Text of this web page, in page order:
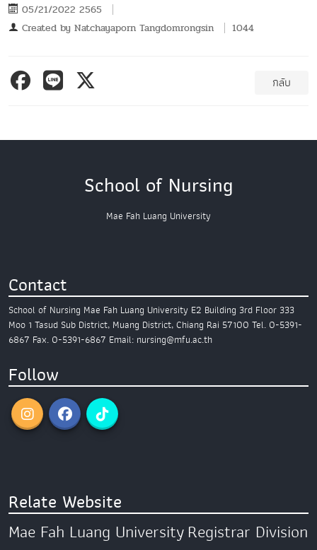
05/21/2022 2565
Created by Natchayaporn Tangdomrongsin 1044
กลับ
School of Nursing
Mae Fah Luang University
Contact
School of Nursing Mae Fah Luang University E2 Building 3rd Floor 333
Moo 1 Tasud Sub District, Muang District, Chiang Rai 57100 Tel. 0-5391-
6867 Fax. 0-5391-6867 Email: nursing@mfu.ac.th
Follow
Relate Website
Mae Fah Luang UniversityRegistrar Division